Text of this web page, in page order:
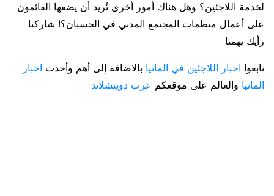
لخدمة اللاجئين؟ وهل هناك أمور أخرى تُريد أن يضعها القائمون
على أعمال منظمات المجتمع المدني في الحسبان؟! شاركنا
رأيك يهمنا
تابعوا اخبار اللاجئين في المانيا بالاضافة إلى أهم وأحدث اخبار
المانيا والعالم على موقعكم عرب دويتشلاند